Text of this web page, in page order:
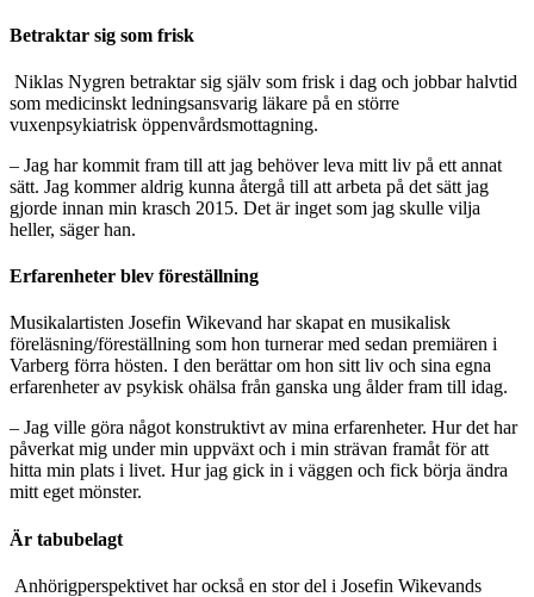
Betraktar sig som frisk
Niklas Nygren betraktar sig själv som frisk i dag och jobbar halvtid
som medicinskt ledningsansvarig läkare på en större
vuxenpsykiatrisk öppenvårdsmottagning.
– Jag har kommit fram till att jag behöver leva mitt liv på ett annat
sätt. Jag kommer aldrig kunna återgå till att arbeta på det sätt jag
gjorde innan min krasch 2015. Det är inget som jag skulle vilja
heller, säger han.
Erfarenheter blev föreställning
Musikalartisten Josefin Wikevand har skapat en musikalisk
föreläsning/föreställning som hon turnerar med sedan premiären i
Varberg förra hösten. I den berättar om hon sitt liv och sina egna
erfarenheter av psykisk ohälsa från ganska ung ålder fram till idag.
– Jag ville göra något konstruktivt av mina erfarenheter. Hur det har
påverkat mig under min uppväxt och i min strävan framåt för att
hitta min plats i livet. Hur jag gick in i väggen och fick börja ändra
mitt eget mönster.
Är tabubelagt
Anhörigperspektivet har också en stor del i Josefin Wikevands